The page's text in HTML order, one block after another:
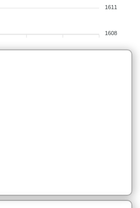
1611
1608